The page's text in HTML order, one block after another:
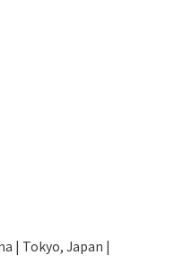
| Tokyo, Japan |